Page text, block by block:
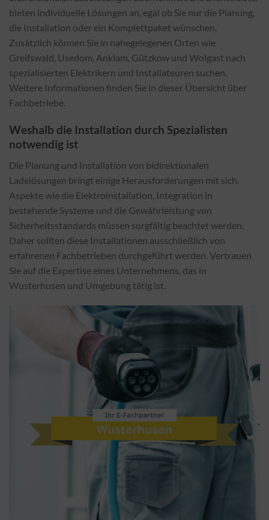
bieten individuelle Lösungen an, egal ob Sie nur die Planung,
die Installation oder ein Komplettpaket wünschen.
Zusätzlich können Sie in nahegelegenen Orten wie
Greifswald, Usedom, Anklam, Gützkow und Wolgast nach
spezialisierten Elektrikern und Installateuren suchen.
Weitere Informationen finden Sie in dieser Übersicht über
Fachbetriebe.
Weshalb die Installation durch Spezialisten
notwendig ist
Die Planung und Installation von bidirektionalen
Ladelösungen bringt einige Herausforderungen mit sich.
Aspekte wie die Elektroinstallation, Integration in
bestehende Systeme und die Gewährleistung von
Sicherheitsstandards müssen sorgfältig beachtet werden.
Daher sollten diese Installationen ausschließlich von
erfahrenen Fachbetrieben durchgeführt werden. Vertrauen
Sie auf die Expertise eines Unternehmens, das in
Wusterhusen und Umgebung tätig ist.